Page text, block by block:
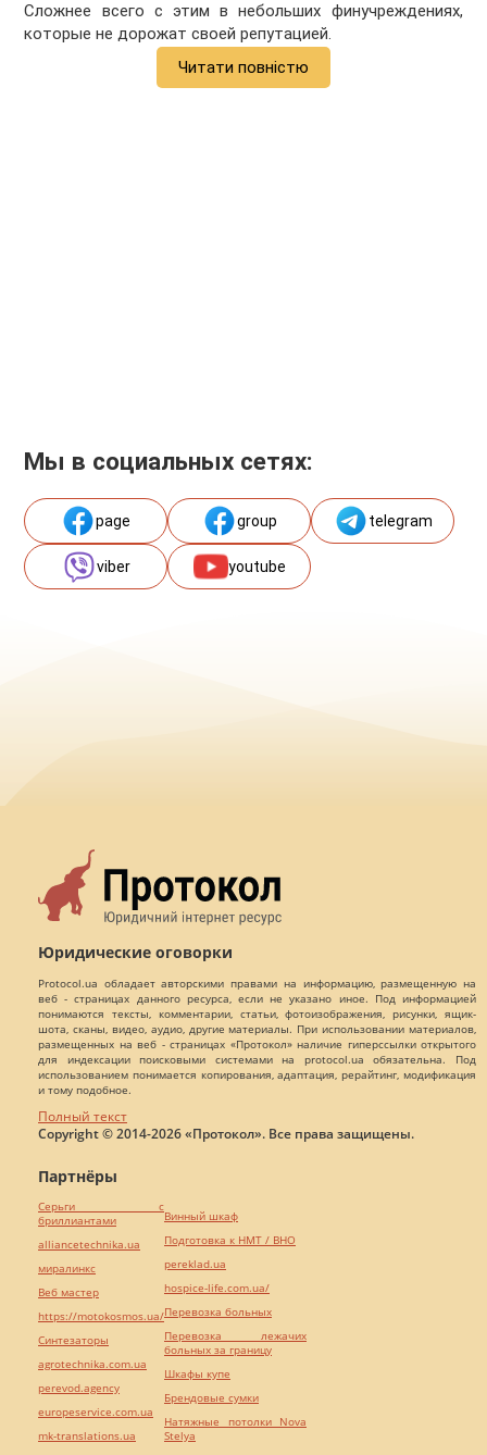
Сложнее всего с этим в небольших финучреждениях,
которые не дорожат своей репутацией.
Читати повністю
Мы в социальных сетях:
page group telegram
viber youtube
Юридические оговорки
Protocol.ua обладает авторскими правами на информацию, размещенную на
веб - страницах данного ресурса, если не указано иное. Под информацией
понимаются тексты, комментарии, статьи, фотоизображения, рисунки, ящик-
шота, сканы, видео, аудио, другие материалы. При использовании материалов,
размещенных на веб - страницах «Протокол» наличие гиперссылки открытого
для индексации поисковыми системами на protocol.ua обязательна. Под
использованием понимается копирования, адаптация, рерайтинг, модификация
и тому подобное.
Полный текст
Copyright © 2014-2026 «Протокол». Все права защищены.
Партнёры
Серьги с
бриллиантами
alliancetechnika.ua
миралинкс
Веб мастер
https://motokosmos.ua/
Синтезаторы
agrotechnika.com.ua
perevod.agency
europeservice.com.ua
mk-translations.ua
Винный шкаф
Подготовка к НМТ / ВНО
pereklad.ua
hospice-life.com.ua/
Перевозка больных
Перевозка лежачих
больных за границу
Шкафы купе
Брендовые сумки
Натяжные потолки Nova
Stelya